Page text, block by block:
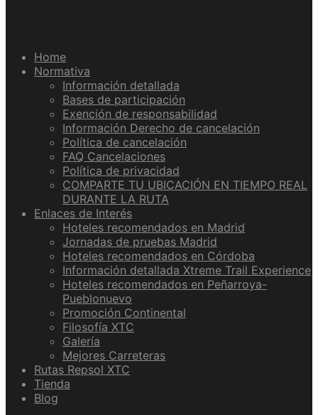
Home
Normativa
Información detallada
Bases de participación
Exención de responsabilidad
Información Derecho de cancelación
Política de cancelación
FAQ Cancelaciones
Política de privacidad
COMPARTE TU UBICACIÓN EN TIEMPO REAL
DURANTE LA RUTA
Enlaces de Interés
Hoteles recomendados en Madrid
Jornadas de pruebas Madrid
Hoteles recomendados en Córdoba
Información detallada Xtreme Trail Experience
Hoteles recomendados en Peñarroya-
Pueblonuevo
Promoción Continental
Filosofía XTC
Galería
Mejores Carreteras
Rutas Repsol XTC
Tienda
Blog